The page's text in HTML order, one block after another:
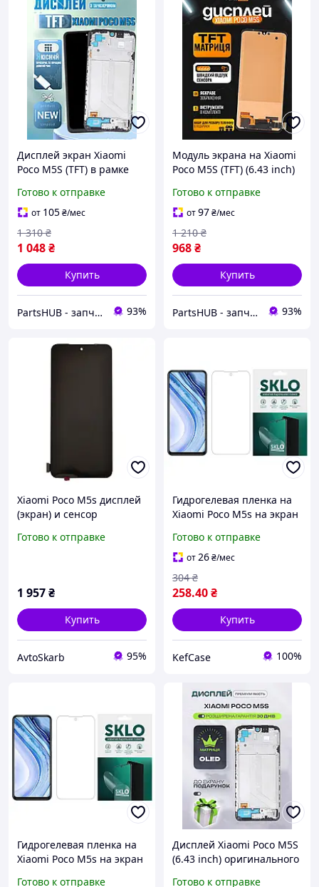
Дисплей экран Xiaomi
Poco M5S (TFT) в рамке
сенсор в сборе, Модуль
Ксиоми Поко М5С
Готово к отправке
от 105₴/мес
1 048₴
1 310 ₴
Купить
PartsHUB - запчастини на Телефони (Дисплей / Акумулятор / Шлейф-Плати) 93%
Модуль экрана на Xiaomi
Poco M5S (TFT) (6.43 inch)
сборе Ксиоми Поко М5С
(в подарок наборчик)
Готово к отправке
от97₴/мес
968₴
1 210 ₴
Купить
PartsHUB - запчастини на Телефони (Дисплей / Акумулятор / Шлейф-Плати) 93%
Xiaomi Poco M5s дисплей
(экран) и сенсор
Готово к отправке
1 957₴
Купить
AvtoSkarb 95%
Гидрогелевая пленка на
Xiaomi Poco M5s на экран
М5с
Готово к отправке
от26₴/мес
258.40₴
304 ₴
Купить
KefCase 100%
Гидрогелевая пленка на
Xiaomi Poco M5s на экран
Готово к отправке
Дисплей Xiaomi Poco M5S
(6.43 inch) оригинального
Готово к отправке